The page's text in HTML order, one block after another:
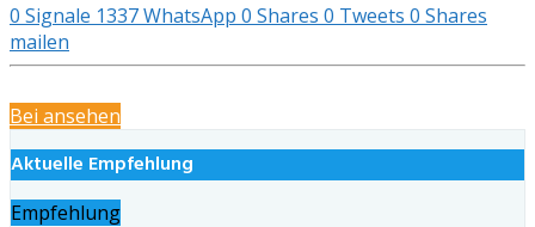
0 Signale 1337WhatsApp 0 Shares 0 Tweets 0 Shares
mailen
Bei ansehen
Aktuelle Empfehlung
Empfehlung